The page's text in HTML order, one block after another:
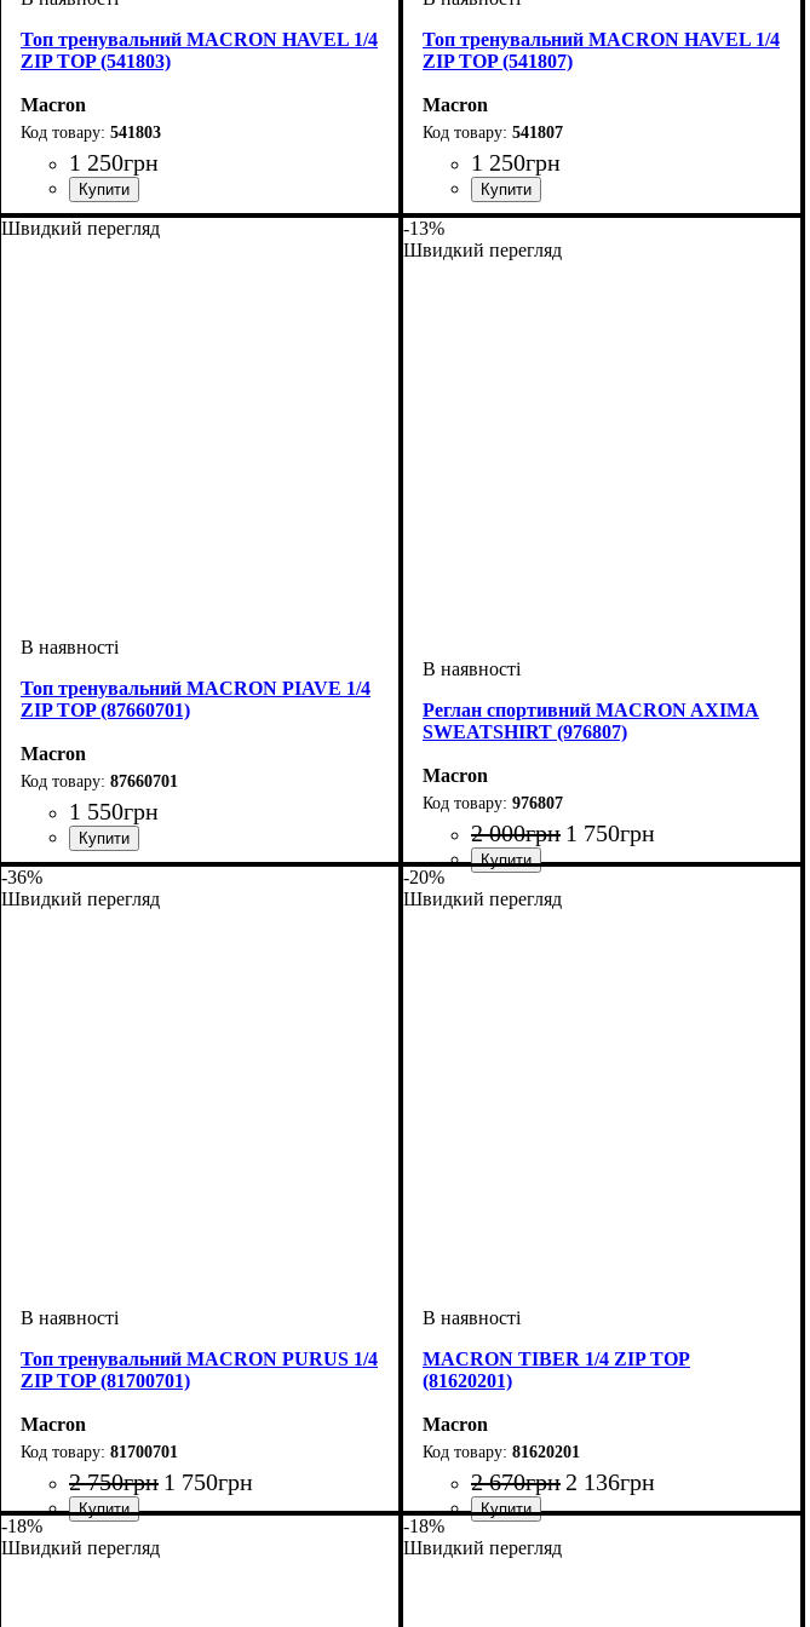
Топ тренувальний MACRON HAVEL 1/4
ZIP TOP (541803)
Macron
541803
1 250грн
Виробник: Macron
Колір: Синій
Топ тренувальний MACRON HAVEL 1/4
ZIP TOP (541807)
Macron
541807
1 250грн
Виробник: Macron
Колір: Темно-синій
Швидкий перегляд
Топ тренувальний MACRON PIAVE 1/4
ZIP TOP (87660701)
Macron
87660701
1 550грн
Виробник: Macron
Колір: Темно-синій
-13%
Швидкий перегляд
Реглан спортивний MACRON AXIMA
SWEATSHIRT (976807)
Macron
976807
2 000грн 1 750грн
Стать
Виробник
Колір
-36%
Швидкий перегляд
Топ тренувальний MACRON PURUS 1/4
ZIP TOP (81700701)
Macron
81700701
2 750грн 1 750грн
Стать
Виробник
Колір
-20%
Швидкий перегляд
MACRON TIBER 1/4 ZIP TOP
(81620201)
Macron
81620201
2 670грн 2 136грн
Виробник
Колір
-18%
Швидкий перегляд
-18%
Швидкий перегляд